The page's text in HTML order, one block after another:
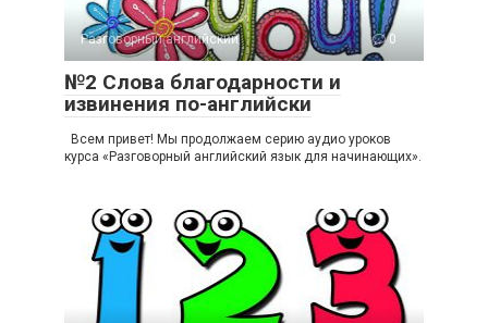
Разговорный английский 0
№2 Слова благодарности и
извинения по-английски
Всем привет! Мы продолжаем серию аудио уроков
курса «Разговорный английский язык для начинающих».